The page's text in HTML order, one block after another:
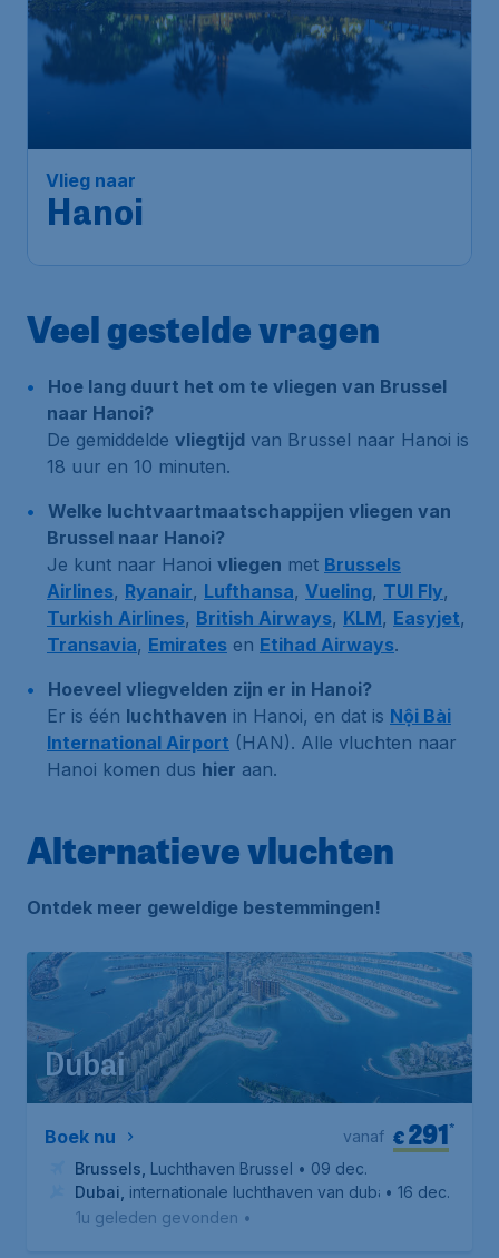
Vlieg naar
Hanoi
Veel gestelde vragen
Hoe lang duurt het om te vliegen van Brussel
naar Hanoi?
De gemiddelde vliegtijd van Brussel naar Hanoi is
18 uur en 10 minuten.
Welke luchtvaartmaatschappijen vliegen van
Brussel naar Hanoi?
Je kunt naar Hanoi vliegen met Brussels
Airlines, Ryanair, Lufthansa, Vueling, TUI Fly,
Turkish Airlines, British Airways, KLM, Easyjet,
Transavia, Emirates en Etihad Airways.
Hoeveel vliegvelden zijn er in Hanoi?
Er is één luchthaven in Hanoi, en dat is Nội Bài
International Airport (HAN). Alle vluchten naar
Hanoi komen dus hier aan.
Alternatieve vluchten
Ontdek meer geweldige bestemmingen!
Dubai
Boek nu €291*
vanaf
Brussels Luchthaven Brussel • 09 dec.
Dubai internationale luchthaven van dubai• 16 dec.
1u geleden gevonden •